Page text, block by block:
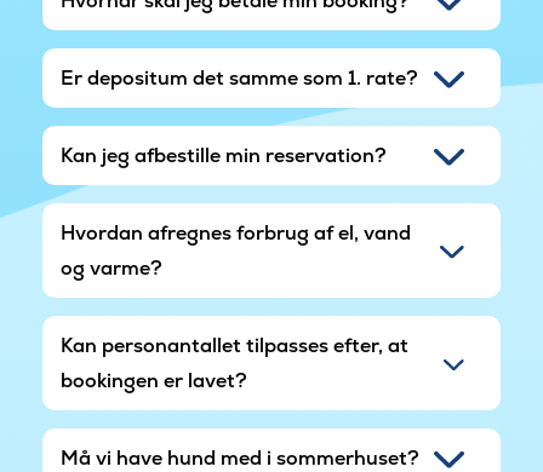
Er depositum det samme som 1. rate?
Kan jeg afbestille min reservation?
Hvordan afregnes forbrug af el, vand
og varme?
Kan personantallet tilpasses efter, at
bookingen er lavet?
Må vi have hund med i sommerhuset?